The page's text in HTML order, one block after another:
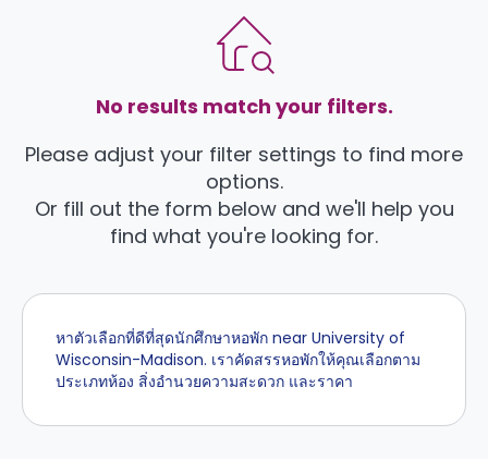
No results match your filters.
Please adjust your filter settings to find more
options.
Or fill out the form below and we'll help you
find what you're looking for.
หาตัวเลือกที่ดีที่สุดนักศึกษาหอพัก near University of
Wisconsin-Madison. เราคัดสรรหอพักให้คุณเลือกตาม
ประเภทห้อง สิ่งอำนวยความสะดวก และราคา